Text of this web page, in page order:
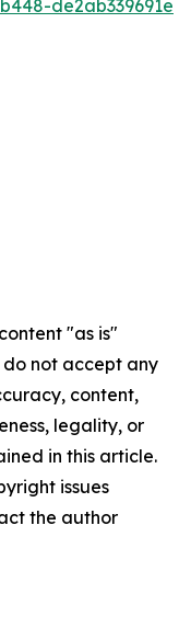
de2ab339691e
"as is"
not accept any
content,
legality, or
in this article.
issues
the author